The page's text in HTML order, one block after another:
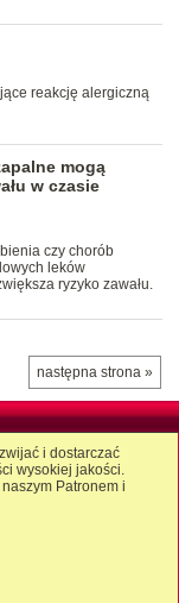
reakcję alergiczną
mogą
w czasie
czy chorób
leków
ryzyko zawału.
następna strona »
i dostarczać
wysokiej jakości.
Patronem i